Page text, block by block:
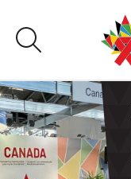
contenu
À propos de SIDA
Banque de